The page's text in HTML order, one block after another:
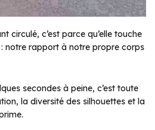
circulé, c’est parce qu’elle touche
notre rapport à notre propre corps
secondes à peine, c’est toute
la diversité des silhouettes et la